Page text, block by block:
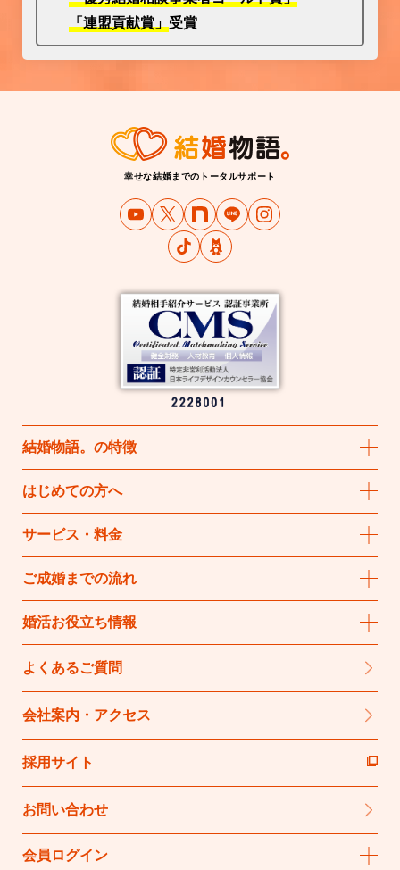
「連盟貢献賞」 受賞
幸せな結婚までのトータルサポート
結婚物語。 の特徴
はじめての方へ
サービス・料金
ご成婚までの流れ
婚活お役立ち情報
よくあるご質問
会社案内・アクセス
採用サイト
お問い合わせ
会員ログイン